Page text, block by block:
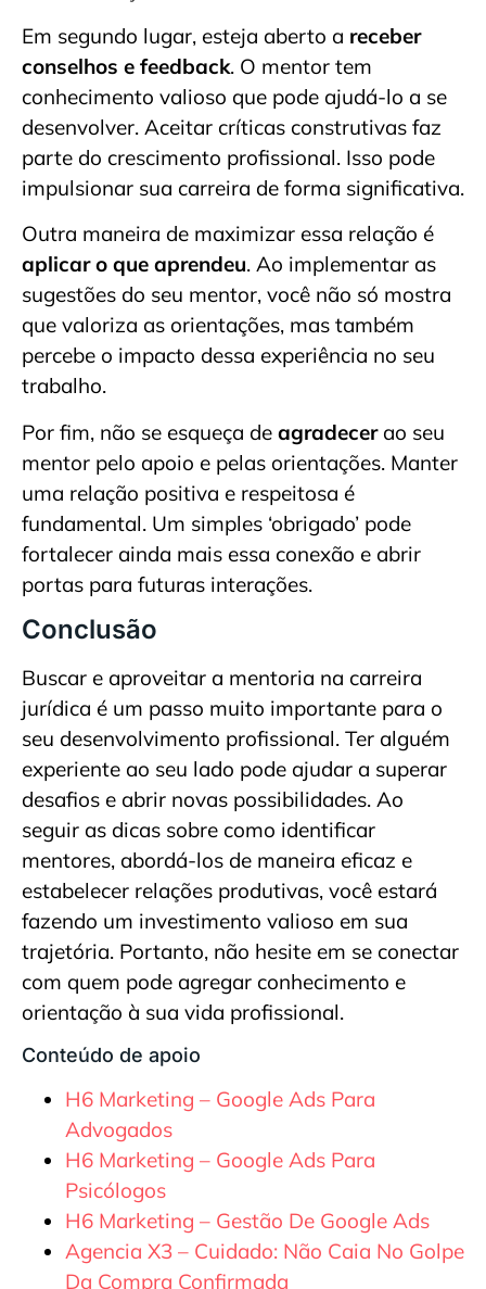
Em segundo lugar, esteja aberto a receber
conselhos e feedback. O mentor tem
conhecimento valioso que pode ajudá-lo a se
desenvolver. Aceitar críticas construtivas faz
parte do crescimento profissional. Isso pode
impulsionar sua carreira de forma significativa.
Outra maneira de maximizar essa relação é
aplicar o que aprendeu. Ao implementar as
sugestões do seu mentor, você não só mostra
que valoriza as orientações, mas também
percebe o impacto dessa experiência no seu
trabalho.
Por fim, não se esqueça de agradecerao seu
mentor pelo apoio e pelas orientações. Manter
uma relação positiva e respeitosa é
fundamental. Um simples ‘obrigado’ pode
fortalecer ainda mais essa conexão e abrir
portas para futuras interações.
Conclusão
Buscar e aproveitar a mentoria na carreira
jurídica é um passo muito importante para o
seu desenvolvimento profissional. Ter alguém
experiente ao seu lado pode ajudar a superar
desafios e abrir novas possibilidades. Ao
seguir as dicas sobre como identificar
mentores, abordá-los de maneira eficaz e
estabelecer relações produtivas, você estará
fazendo um investimento valioso em sua
trajetória. Portanto, não hesite em se conectar
com quem pode agregar conhecimento e
orientação à sua vida profissional.
Conteúdo de apoio
H6 Marketing – Google Ads Para
Advogados
H6 Marketing – Google Ads Para
Psicólogos
H6 Marketing – Gestão De Google Ads
Agencia X3 – Cuidado: Não Caia No Golpe
Da Compra Confirmada